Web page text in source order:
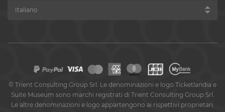
© Trient Consulting Group Srl. Le denominazioni e logo Ticketlandia e
Suite Museum sono marchi registrati di Trient Consulting Group Srl.
Le altre denominazioni e logo appartengono ai rispettivi proprietari.